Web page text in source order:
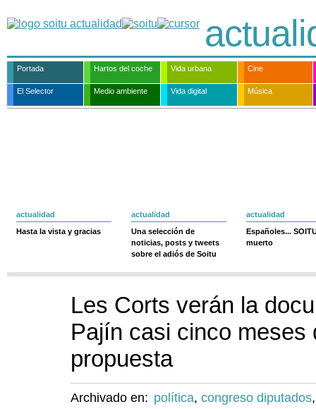
Portada Hartos del coche Vida urbana Cine
El Selector Medio ambiente Vida digital Música
actualidad
Hasta la vista y gracias
actualidad
Una selección de
noticias, posts y tweets
sobre el adiós de Soitu
actualidad
Españoles...
muerto
Les Corts verán la
Pajín casi cinco meses
propuesta
Archivado en: política, congreso diputados